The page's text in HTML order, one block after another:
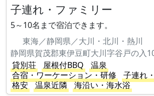
子連れ・ファミリー
5～10名まで宿泊できます。
東海／静岡県／大川・北川・熱川
静岡県賀茂郡東伊豆町大川字谷戸の入
貸別荘
屋根付BBQ
温泉
合宿・ワーケーション・研修
子連れ
格安
温泉近隣
海沿い・海水浴